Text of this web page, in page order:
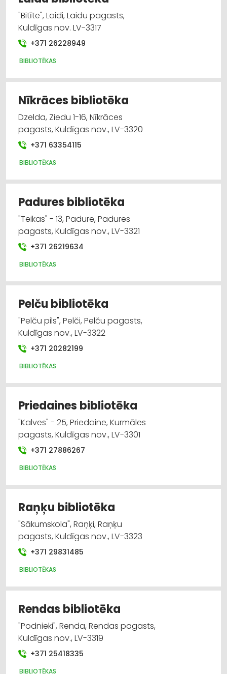
"Bitīte", Laidi, Laidu pagasts,
Kuldīgas nov. LV-3317
+371 26228949
BIBLIOTĒKAS
Nīkrāces bibliotēka
Dzelda, Ziedu 1-16, Nīkrāces
pagasts, Kuldīgas nov., LV-3320
+371 63354115
BIBLIOTĒKAS
Padures bibliotēka
"Teikas" - 13, Padure, Padures
pagasts, Kuldīgas nov., LV-3321
+371 26219634
BIBLIOTĒKAS
Pelču bibliotēka
"Pelču pils", Pelči, Pelču pagasts,
Kuldīgas nov., LV-3322
+371 20282199
BIBLIOTĒKAS
Priedaines bibliotēka
"Kalves" - 25, Priedaine, Kurmāles
pagasts, Kuldīgas nov., LV-3301
+371 27886267
BIBLIOTĒKAS
Raņķu bibliotēka
"Sākumskola", Raņķi, Raņķu
pagasts, Kuldīgas nov., LV-3323
+371 29831485
BIBLIOTĒKAS
Rendas bibliotēka
"Podnieki", Renda, Rendas pagasts,
Kuldīgas nov., LV-3319
+371 25418335
BIBLIOTĒKAS